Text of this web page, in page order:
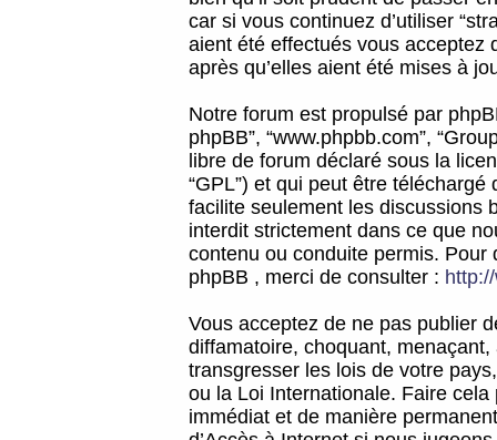
car si vous continuez d’utiliser
aient été effectués vous acceptez
après qu’elles aient été mises à
Notre forum est propulsé par
phpBB”, “www.phpbb.com”,
libre de forum déclaré sous la
“GPL”) et qui peut être téléchargé
facilite seulement les discussions
interdit strictement dans ce que
contenu ou conduite permis.
phpBB , merci de consulter :
Vous acceptez de ne pas publier
diffamatoire, choquant,
transgresser les lois de votre
ou la Loi Internationale. Faire
immédiat et de manière